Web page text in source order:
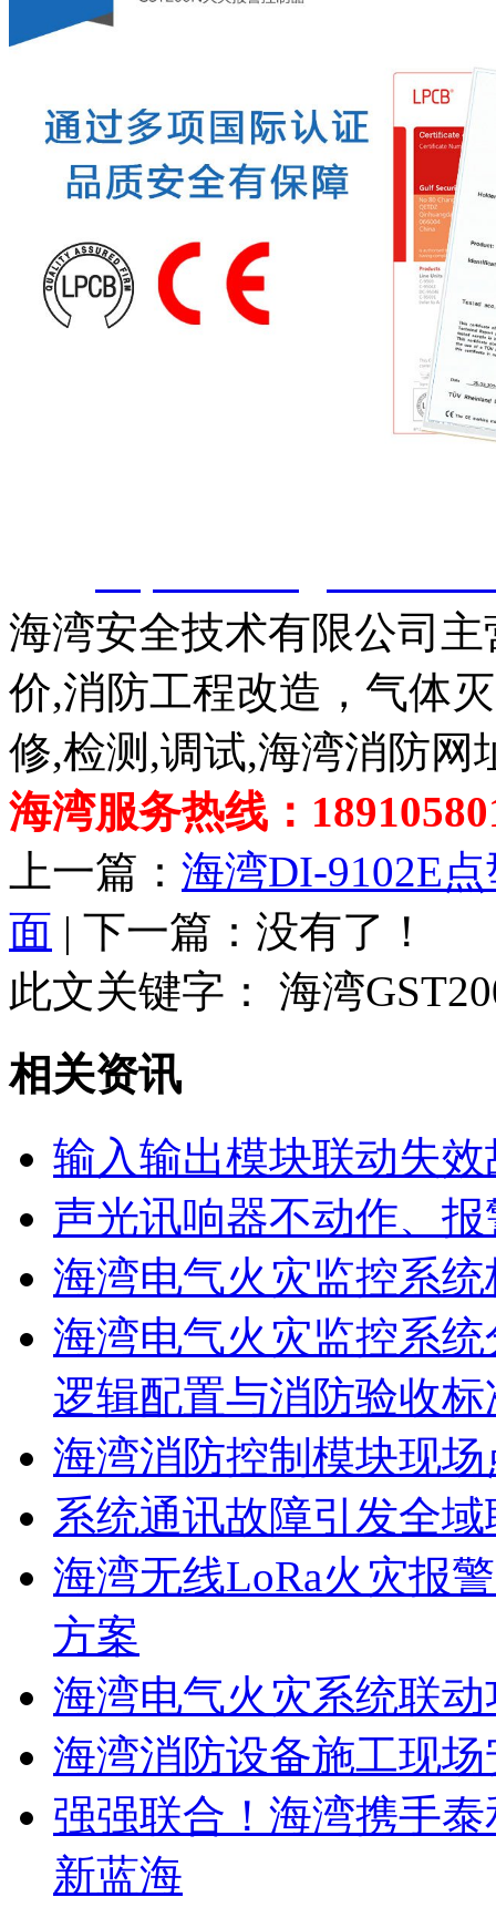
海湾安全技术有限公司
价,消防工程改造，气体
修,检测,调试,海湾消防网
海湾服务热线：
上一篇： 海湾DI-9102E
面 | 下一篇：没有了！
此文关键字：
海湾
相关资讯
输入输出模块联动失效
声光讯响器不动作、
海湾电气火灾监控系
海湾电气火灾监控系
逻辑配置与消防验收标
海湾消防控制模块现
系统通讯故障引发全
海湾无线LoRa火灾报
方案
海湾电气火灾系统联
海湾消防设备施工现
强强联合！海湾携手
新蓝海